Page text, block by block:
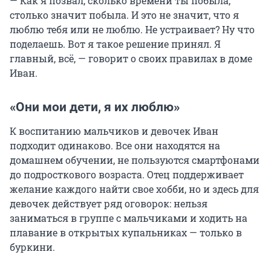
столько значит побыла. И это не значит, что я
люблю тебя или не люблю. Не устраивает? Ну что
поделаешь. Вот я такое решение принял. Я
главный, всё, — говорит о своих правилах в доме
Иван.
«Они мои дети, я их люблю»
К воспитанию мальчиков и девочек Иван
подходит одинаково. Все они находятся на
домашнем обучении, не пользуются смартфонами
до подросткового возраста. Отец поддерживает
желание каждого найти свое хобби, но и здесь для
девочек действует ряд оговорок: нельзя
заниматься в группе с мальчиками и ходить на
плавание в открытых купальниках — только в
буркини.